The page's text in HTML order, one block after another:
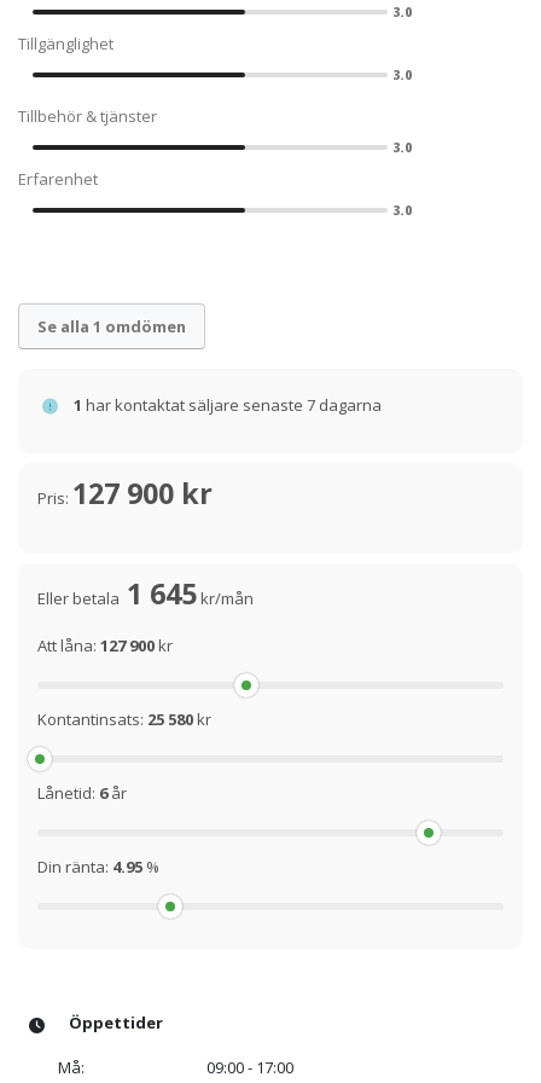
3.0
Tillgänglighet
3.0
Tillbehör & tjänster
3.0
Erfarenhet
3.0
Se alla 1 omdömen
1 har kontaktat säljare senaste 7 dagarna
Pris: 127 900 kr
Eller betala 1 645kr/mån
Att låna: 127 900kr
Kontantinsats: 25 580kr
Lånetid: 6år
Din ränta: 4.95 %
Öppettider
Må: 09:00 - 17:00